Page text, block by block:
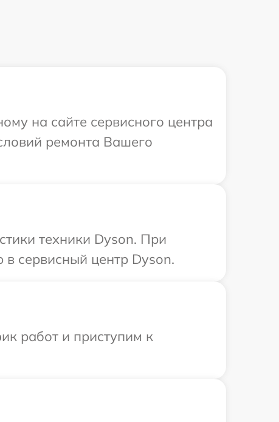
на сайте сервисного центра
ремонта Вашего
техники Dyson. При
в сервисный центр Dyson.
работ и приступим к